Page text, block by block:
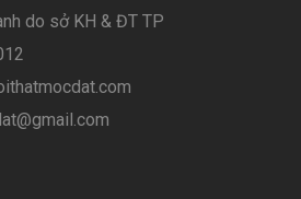
do sở KH & ĐT TP